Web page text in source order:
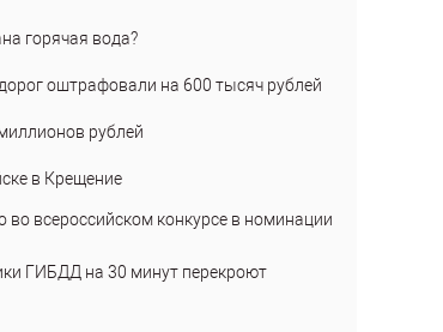
горячая вода?
оштрафовали на 600 тысяч рублей
рублей
в Крещение
во всероссийском конкурсе в номинации
ГИБДД на 30 минут перекроют